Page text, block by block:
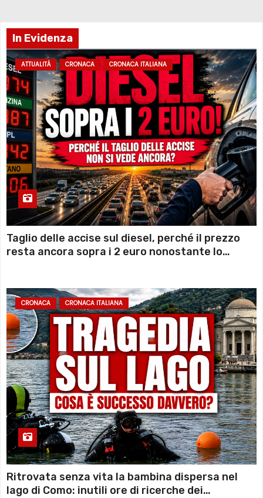
In Evidenza
ATTUALITÀ CRONACA CRONACA ITALIANA
Taglio delle accise sul diesel, perché il prezzo
resta ancora sopra i 2 euro nonostante lo
CRONACA CRONACA ITALIANA
Ritrovata senza vita la bambina dispersa nel
lago di Como: inutili ore di ricerche dei